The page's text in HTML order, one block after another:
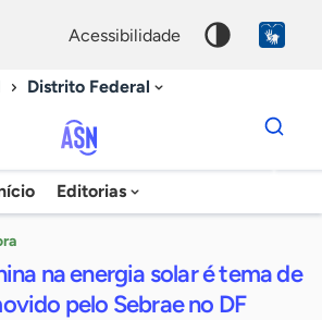
acessibilidade
Distrito Federal
Agência
Sebrae
Notícias
Editorias
Dados
para
chave
na energia solar é tema de
pelo Sebrae no DF